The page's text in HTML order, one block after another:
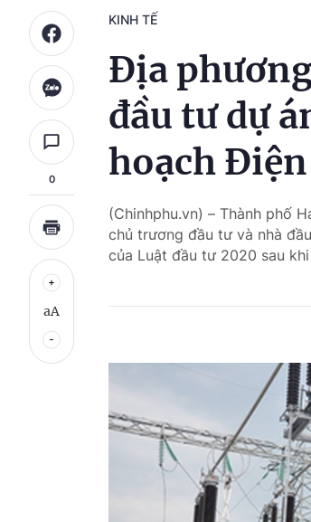
0
aA
KINH TẾ
Địa
đầu tư dự
hoạch
(Chinhphu.vn) – Thành phố
chủ trương đầu tư và nhà
của Luật đầu tư 2020 sau